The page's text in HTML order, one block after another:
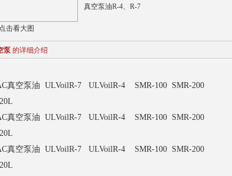
点击看大图
真空泵油R-4、R-7
泵 的详细介绍
真空泵油 ULVoilR-7 ULVoilR-4 SMR-100 SMR-200
真空泵油 ULVoilR-7 ULVoilR-4 SMR-100 SMR-200
真空泵油 ULVoilR-7 ULVoilR-4 SMR-100 SMR-200